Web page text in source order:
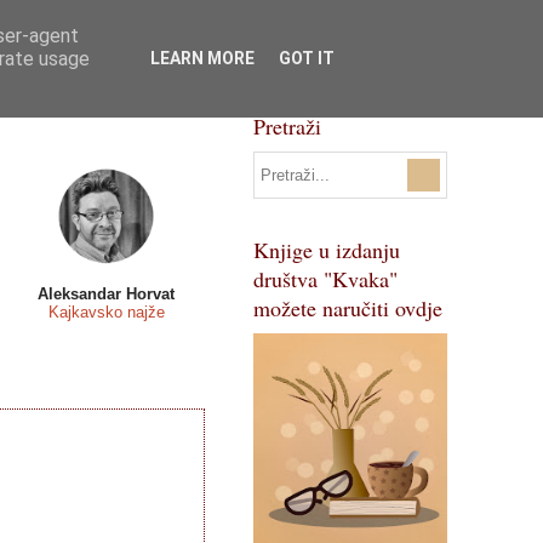
Svi natječaji
Pojmovnik
Aleksandar Horvat
Kajkavsko najže
Pretraži
Knjige u izdanju
društva "Kvaka"
možete naručiti ovdje
agent
usage
LEARN MORE GOT IT